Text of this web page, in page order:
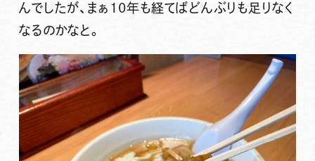
んでしたが、まぁ10年も経てばどんぶりも足りなく
なるのかなと。